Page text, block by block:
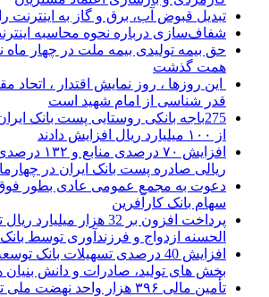
تبدیل قبوض آب، برق و گاز به اینترنت
شفاف‌سازی درباره نحوه محاسبه
همت گذشت
این روزها ، روز نمایش اقتدار ،
قدر شناسی از امام شهید است
275باجه بانکی روستایی پست بانک
از ۱۰۰ میلیارد ریال افزایش دادند
افزایش ۷۰
ریالی صادره پست بانک ایران در
دعوت به مجمع عمومی عادی بطور فوق
سهام بانک کارآفرین
پرداخت افزون بر 32 هزار
الحسنه ازدواج و فرزندآوری توسط
افزایش 40 درصدی تسهیلات بانک
بخش های تولید، صادرات و دانش بنیان
تأمین مالی ۳۹۶ هزار واحد نهضت ملی توسط بانک مسکن